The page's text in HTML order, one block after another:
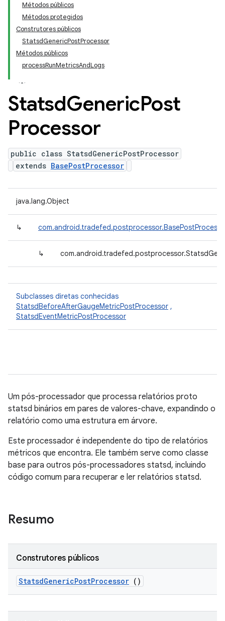
Métodos públicos
Métodos protegidos
Construtores públicos
StatsdGenericPostProcessor
Métodos públicos
processRunMetricsAndLogs
StatsdGenericPost
Processor
public class StatsdGenericPostProcessor
extends BasePostProcessor
java.lang.Object
↳
↳
Subclasses diretas conhecidas
StatsdBeforeAfterGaugeMetricPostProcessor ,
StatsdEventMetricPostProcessor
Um pós-processador que processa relatórios proto
statsd binários em pares de valores-chave, expandindo o
relatório como uma estrutura em árvore.
Este processador é independente do tipo de relatórios
métricos que encontra. Ele também serve como classe
base para outros pós-processadores statsd, incluindo
código comum para recuperar e ler relatórios statsd.
Resumo
Construtores públicos
StatsdGenericPostProcessor ()